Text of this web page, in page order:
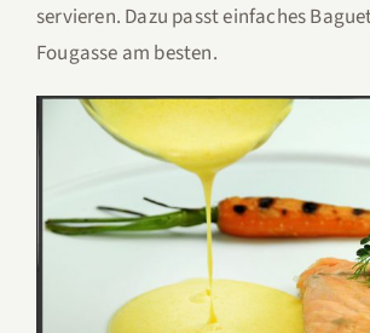
servieren. Dazu passt einfaches
Fougasse am besten.